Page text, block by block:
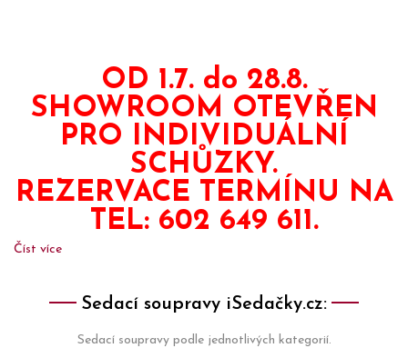
OD 1.7. do 28.8.
SHOWROOM OTEVŘEN
PRO INDIVIDUÁLNÍ
SCHŮZKY.
REZERVACE TERMÍNU NA
TEL: 602 649 611.
Číst více
Sedací soupravy iSedačky.cz:
Sedací soupravy podle jednotlivých kategorií.